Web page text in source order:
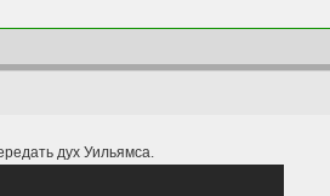
дух Уильямса.